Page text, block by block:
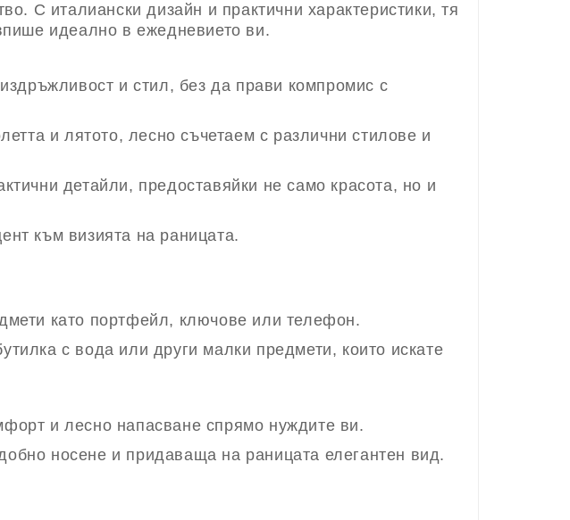
С италиански дизайн и практични характеристики, тя
идеално в ежедневието ви.
и стил, без да прави компромис с
и лятото, лесно съчетаем с различни стилове и
детайли, предоставяйки не само красота, но и
към визията на раницата.
като портфейл, ключове или телефон.
с вода или други малки предмети, които искате
и лесно напасване спрямо нуждите ви.
носене и придаваща на раницата елегантен вид.